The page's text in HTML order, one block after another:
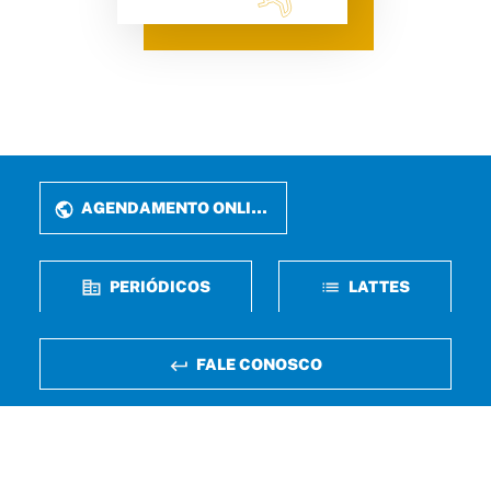
AGENDAMENTO ONLINE
PERIÓDICOS LATTES
FALE CONOSCO